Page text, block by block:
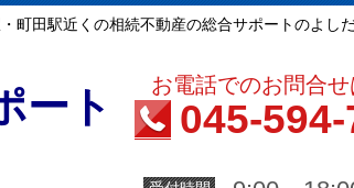
町田駅近くの相続不動産の総合サポートのよし
ート お電話でのお問合
045-